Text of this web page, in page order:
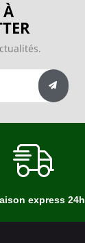
express 24h